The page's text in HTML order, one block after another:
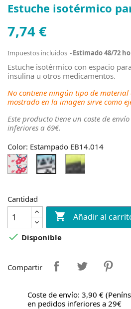
Estuche isotérmico
7,74 €
Impuestos incluidos Estimado 48/72
Estuche isotérmico con espacio
insulina u otros medicamentos.
No contiene ningún tipo de material
mostrado en la imagen sirve como
Este producto tiene un coste de
inferiores a 69€.
Color: Estampado EB14.014
Flores
Estampado
EB14.014
Estampado
EB14.013
Cantidad
 Añadir al
 Disponible
Compartir
Coste de envío: 3,90 €
en pedidos inferiores a 29€